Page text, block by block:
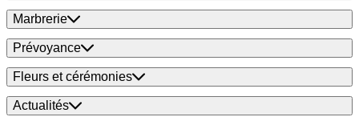
Marbrerie
Prévoyance
Fleurs et cérémonies
Actualités